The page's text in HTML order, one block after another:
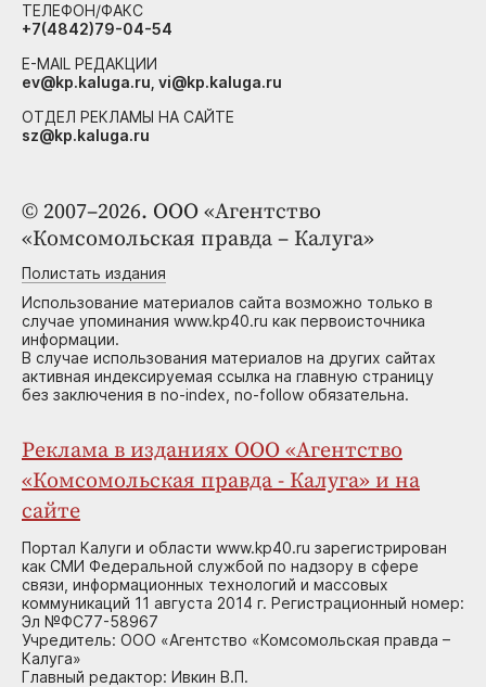
© 2007–2026. ООО «Агентство
«Комсомольская правда – Калуга»
Полистать издания
Использование материалов сайта возможно только в
случае упоминания www.kp40.ru как первоисточника
информации.
В случае использования материалов на других сайтах
активная индексируемая ссылка на главную страницу
без заключения в no-index, no-follow обязательна.
Реклама в изданиях ООО «Агентство
«Комсомольская правда - Калуга» и на
сайте
Портал Калуги и области www.kp40.ru зарегистрирован
как СМИ Федеральной службой по надзору в сфере
связи, информационных технологий и массовых
коммуникаций 11 августа 2014 г. Регистрационный номер:
Эл №ФС77-58967
Учредитель: ООО «Агентство «Комсомольская правда –
Калуга»
Главный редактор: Ивкин В.П.
ТЕЛЕФОН/ФАКС
+7(4842)79-04-54
E-MAIL РЕДАКЦИИ
ev@kp.kaluga.ru, vi@kp.kaluga.ru
ОТДЕЛ РЕКЛАМЫ НА САЙТЕ
sz@kp.kaluga.ru